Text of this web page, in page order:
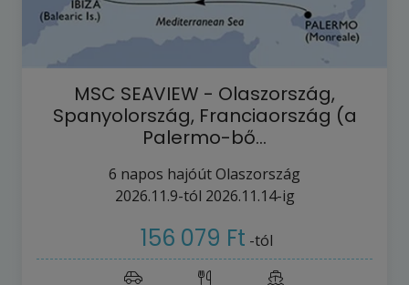
MSC SEAVIEW - Olaszország,
Spanyolország, Franciaország (a
Palermo-bő…
6 napos hajóútOlaszország
2026.11.9-tól 2026.11.14-ig
156 079 Ft -tól